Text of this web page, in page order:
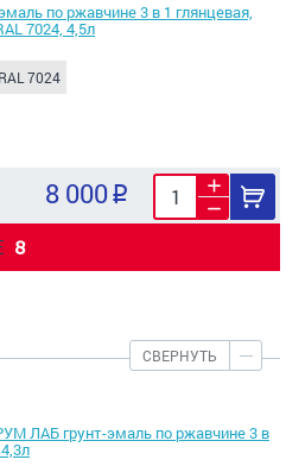
по ржавчине 3 в 1 глянцевая,
7024, 4,5л
7024
8 000
8
СВЕРНУТЬ
ЛАБ грунт-эмаль по ржавчине 3 в